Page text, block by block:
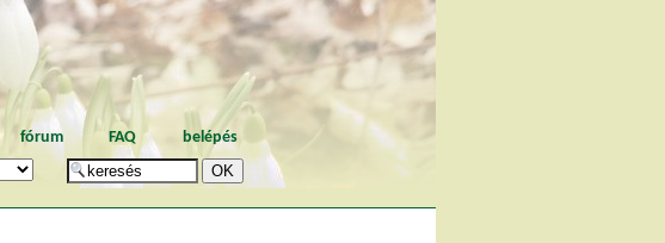
fórum FAQ belépés